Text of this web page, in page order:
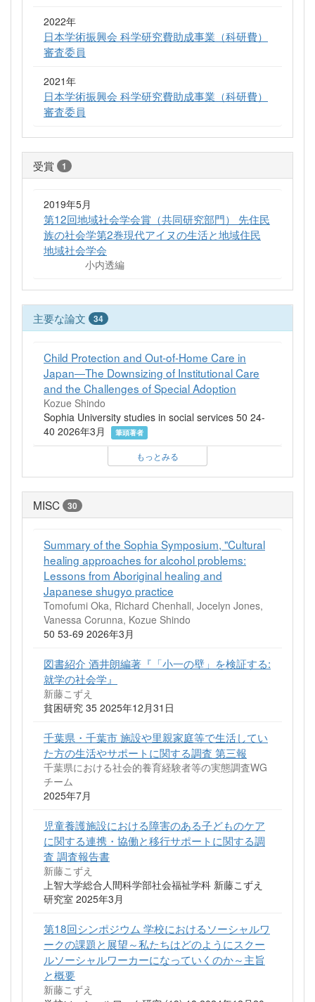
2022年
日本学術振興会 科学研究費助成事業（科研費）
審査委員
2021年
日本学術振興会 科学研究費助成事業（科研費）
審査委員
受賞 1
2019年5月
第12回地域社会学会賞（共同研究部門） 先住民
族の社会学第2巻現代アイヌの生活と地域住民
地域社会学会
小内透編
主要な論文 34
Child Protection and Out-of-Home Care in
Japan―The Downsizing of Institutional Care
and the Challenges of Special Adoption
Kozue Shindo
Sophia University studies in social services 50 24-
40 2026年3月
筆頭著者
もっとみる
MISC 30
Summary of the Sophia Symposium, "Cultural
healing approaches for alcohol problems:
Lessons from Aboriginal healing and
Japanese shugyo practice
Tomofumi Oka, Richard Chenhall, Jocelyn Jones,
Vanessa Corunna, Kozue Shindo
50 53-69 2026年3月
図書紹介 酒井朗編著『「小一の壁」を検証する:
就学の社会学』
新藤こずえ
貧困研究 35 2025年12月31日
千葉県・千葉市 施設や里親家庭等で生活してい
た方の生活やサポートに関する調査 第三報
千葉県における社会的養育経験者等の実態調査WG
チーム
2025年7月
児童養護施設における障害のある子どものケア
に関する連携・協働と移行サポートに関する調
査 調査報告書
新藤こずえ
上智大学総合人間科学部社会福祉学科 新藤こずえ
研究室 2025年3月
第18回シンポジウム 学校におけるソーシャルワ
ークの課題と展望～私たちはどのようにスクー
ルソーシャルワーカーになっていくのか～主旨
と概要
新藤こずえ